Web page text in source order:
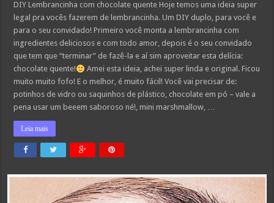
Lembrancinha
chocolate
quente
DIY Lembrancinha com chocolate quente Hoje temos uma ideia super
legal pra vocês fazerem de lembrancinha. Um DIY duplo, para você e
para o seu convidado! Primeiro você monta a lembrancinha com
ingredientes deliciosos e com todo amor, depois é o seu convidado
que tem que “terminar” de fazê-la e aí sim aproveitar esta delícia:
chocolate quente!
Amei esta ideia, achei super linda e original. Ficou
muito muito fofo! E o melhor, é muito fácil! Você vai precisar de:
potinhos de vidro ou saquinhos de plástico, chocolate em pó – vale a
pena usar um beeem saboroso né!, mini marshmallow, …
Leia mais